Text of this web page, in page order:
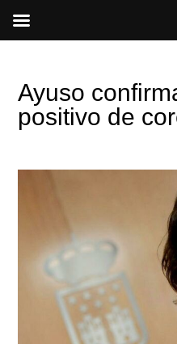
Ayuso
positivo de